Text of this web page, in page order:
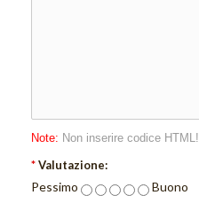
Note: Non inserire codice HTML!
*Valutazione:
Pessimo Buono